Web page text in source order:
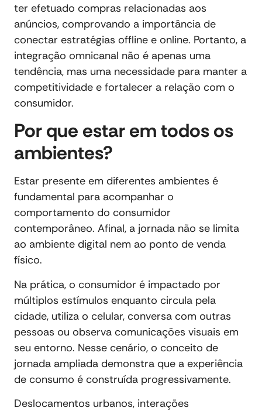
ter efetuado compras relacionadas aos
anúncios, comprovando a importância de
conectar estratégias offline e online. Portanto, a
integração omnicanal não é apenas uma
tendência, mas uma necessidade para manter a
competitividade e fortalecer a relação com o
consumidor.
Por que estar em todos os
ambientes?
Estar presente em diferentes ambientes é
fundamental para acompanhar o
comportamento do consumidor
contemporâneo. Afinal, a jornada não se limita
ao ambiente digital nem ao ponto de venda
físico.
Na prática, o consumidor é impactado por
múltiplos estímulos enquanto circula pela
cidade, utiliza o celular, conversa com outras
pessoas ou observa comunicações visuais em
seu entorno. Nesse cenário, o conceito de
jornada ampliada demonstra que a experiência
de consumo é construída progressivamente.
Deslocamentos urbanos, interações